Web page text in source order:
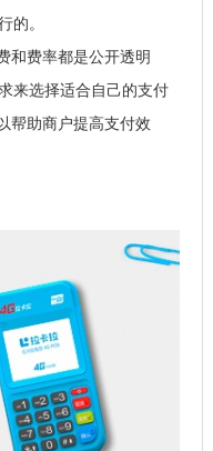
的。
费率都是公开透明
来选择适合自己的支付
帮助商户提高支付效